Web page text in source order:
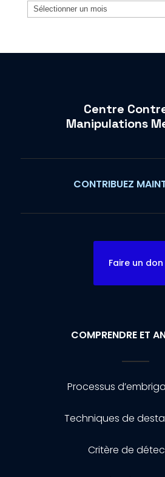
Archives
Centre
Manipulations
CONTRIBUEZ
Faire un don
COMPRENDRE ET
Processus
Techniques de
Critère de